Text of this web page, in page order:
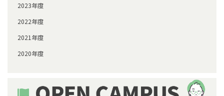
2023年度
2022年度
2021年度
2020年度